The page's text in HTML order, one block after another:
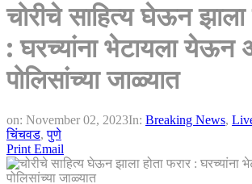
चोरीचे साहित्य घेऊन झाला
: घरच्यांना भेटायला
पोलिसांच्या जाळ्यात
on: November 02, 2023In: Breaking News,
चिंचवड,पुणे
Print Email